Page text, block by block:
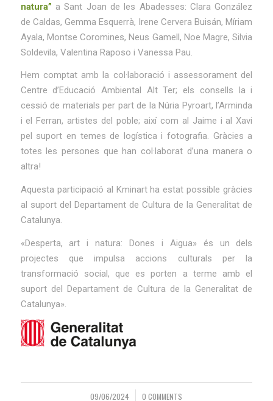
natura” a Sant Joan de les Abadesses: Clara González
de Caldas, Gemma Esquerrà, Irene Cervera Buisán, Míriam
Ayala, Montse Coromines, Neus Gamell, Noe Magre, Silvia
Soldevila, Valentina Raposo i Vanessa Pau.
Hem comptat amb la col·laboració i assessorament del
Centre d’Educació Ambiental Alt Ter; els consells la i
cessió de materials per part de la Núria Pyroart, l’Arminda
i el Ferran, artistes del poble; així com al Jaime i al Xavi
pel suport en temes de logística i fotografia. Gràcies a
totes les persones que han col·laborat d’una manera o
altra!
Aquesta participació al Kminart ha estat possible gràcies
al suport del Departament de Cultura de la Generalitat de
Catalunya.
«Desperta, art i natura: Dones i Aigua» és un dels
projectes que impulsa accions culturals per la
transformació social, que es porten a terme amb el
suport del Departament de Cultura de la Generalitat de
Catalunya».
09/06/2024
/ 0 COMMENTS